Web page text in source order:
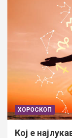
ХОРОСКОП
Кој е